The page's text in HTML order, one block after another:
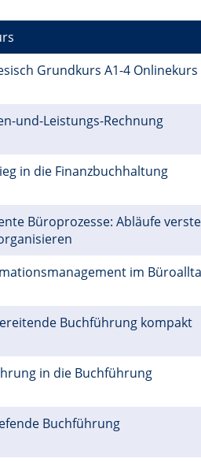
Grundkurs A1-4 Onlinekurs
und-Leistungs-Rechnung
in die Finanzbuchhaltung
Büroprozesse: Abläufe
im
Buchführung kompakt
in die Buchführung
Buchführung